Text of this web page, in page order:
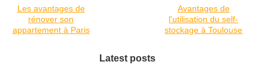
Les avantages de
rénover son
appartement à Paris
Avantages de
l'utilisation du self-
stockage à Toulouse
Latest posts